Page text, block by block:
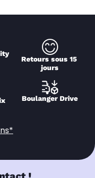
Retours sous 15
jours
Boulanger Drive